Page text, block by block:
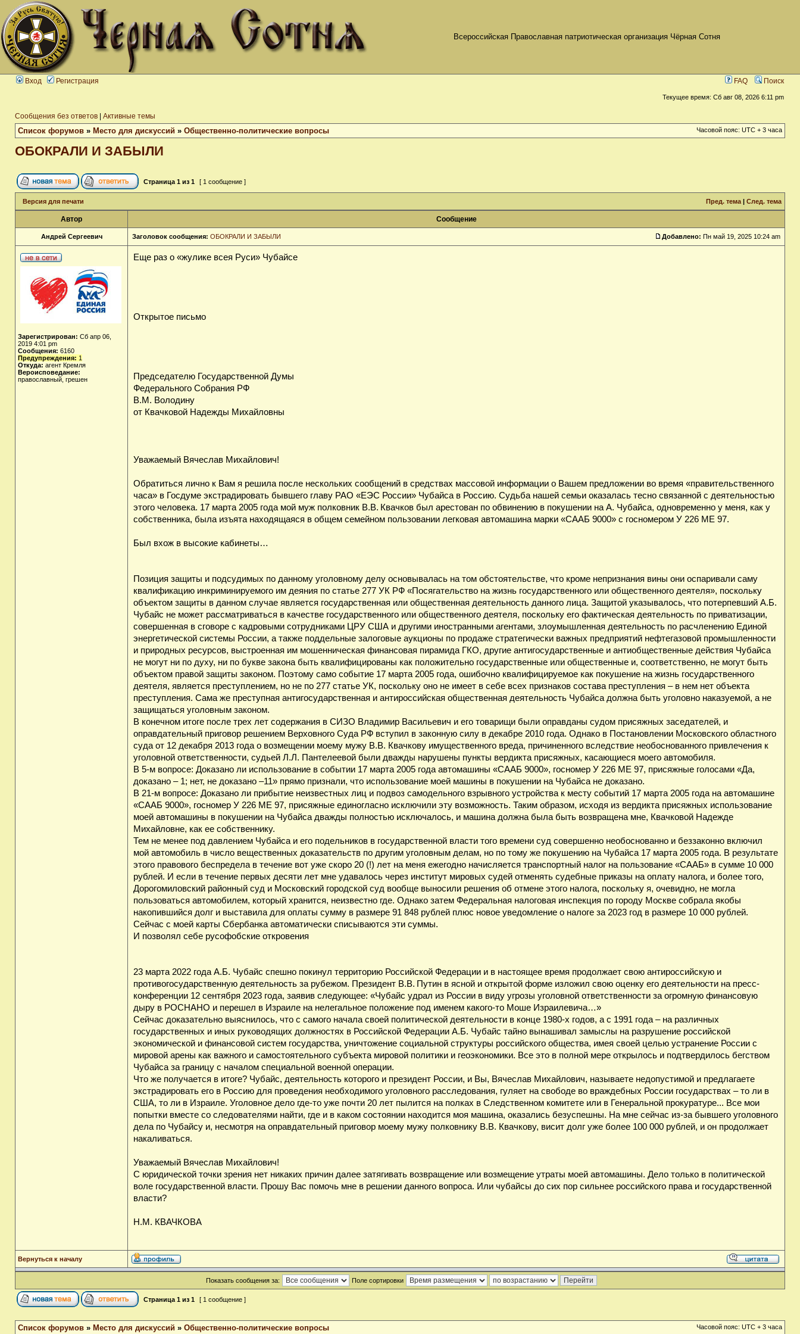
Всероссийская Православная патриотическая организация Чёрная Сотня
Вход Регистрация FAQ Поиск
Текущее время: Сб авг 08, 2026 6:11 pm
Сообщения без ответов Активные темы
Список форумов » Место для дискуссий » Общественно-политические вопросы Часовой пояс: UTC + 3 часа
ОБОКРАЛИ И ЗАБЫЛИ
Страница 1 из 1 [ 1 сообщение ]
Версия для печати Пред. тема | След. тема
Автор Сообщение
Андрей Сергеевич Заголовок сообщения: ОБОКРАЛИ И ЗАБЫЛИ Добавлено: Пн май 19, 2025 10:24 am
Зарегистрирован: Сб апр 06,
2019 4:01 pm
Сообщения: 6160
Предупреждения: 1
Откуда: агент Кремля
Вероисповедание:
православный, грешен
Еще раз о «жулике всея Руси» Чубайсе
Открытое письмо
Председателю Государственной Думы
Федерального Собрания РФ
В.М. Володину
от Квачковой Надежды Михайловны
Уважаемый Вячеслав Михайлович!
Обратиться лично к Вам я решила после нескольких сообщений в средствах массовой информации о Вашем предложении во время «правительственного
часа» в Госдуме экстрадировать бывшего главу РАО «ЕЭС России» Чубайса в Россию. Судьба нашей семьи оказалась тесно связанной с деятельностью
этого человека. 17 марта 2005 года мой муж полковник В.В. Квачков был арестован по обвинению в покушении на А. Чубайса, одновременно у меня, как у
собственника, была изъята находящаяся в общем семейном пользовании легковая автомашина марки «СААБ 9000» с госномером У 226 МЕ 97.
Был вхож в высокие кабинеты…
Позиция защиты и подсудимых по данному уголовному делу основывалась на том обстоятельстве, что кроме непризнания вины они оспаривали саму
квалификацию инкриминируемого им деяния по статье 277 УК РФ «Посягательство на жизнь государственного или общественного деятеля», поскольку
объектом защиты в данном случае является государственная или общественная деятельность данного лица. Защитой указывалось, что потерпевший А.Б.
Чубайс не может рассматриваться в качестве государственного или общественного деятеля, поскольку его фактическая деятельность по приватизации,
совершенная в сговоре с кадровыми сотрудниками ЦРУ США и другими иностранными агентами, злоумышленная деятельность по расчленению Единой
энергетической системы России, а также поддельные залоговые аукционы по продаже стратегически важных предприятий нефтегазовой промышленности
и природных ресурсов, выстроенная им мошенническая финансовая пирамида ГКО, другие антигосударственные и антиобщественные действия Чубайса
не могут ни по духу, ни по букве закона быть квалифицированы как положительно государственные или общественные и, соответственно, не могут быть
объектом правой защиты законом. Поэтому само событие 17 марта 2005 года, ошибочно квалифицируемое как покушение на жизнь государственного
деятеля, является преступлением, но не по 277 статье УК, поскольку оно не имеет в себе всех признаков состава преступления – в нем нет объекта
преступления. Сама же преступная антигосударственная и антироссийская общественная деятельность Чубайса должна быть уголовно наказуемой, а не
защищаться уголовным законом.
В конечном итоге после трех лет содержания в СИЗО Владимир Васильевич и его товарищи были оправданы судом присяжных заседателей, и
оправдательный приговор решением Верховного Суда РФ вступил в законную силу в декабре 2010 года. Однако в Постановлении Московского областного
суда от 12 декабря 2013 года о возмещении моему мужу В.В. Квачкову имущественного вреда, причиненного вследствие необоснованного привлечения к
уголовной ответственности, судьей Л.Л. Пантелеевой были дважды нарушены пункты вердикта присяжных, касающиеся моего автомобиля.
В 5-м вопросе: Доказано ли использование в событии 17 марта 2005 года автомашины «СААБ 9000», госномер У 226 МЕ 97, присяжные голосами «Да,
доказано – 1; нет, не доказано –11» прямо признали, что использование моей машины в покушении на Чубайса не доказано.
В 21-м вопросе: Доказано ли прибытие неизвестных лиц и подвоз самодельного взрывного устройства к месту событий 17 марта 2005 года на автомашине
«СААБ 9000», госномер У 226 МЕ 97, присяжные единогласно исключили эту возможность. Таким образом, исходя из вердикта присяжных использование
моей автомашины в покушении на Чубайса дважды полностью исключалось, и машина должна была быть возвращена мне, Квачковой Надежде
Михайловне, как ее собственнику.
Тем не менее под давлением Чубайса и его подельников в государственной власти того времени суд совершенно необоснованно и беззаконно включил
мой автомобиль в число вещественных доказательств по другим уголовным делам, но по тому же покушению на Чубайса 17 марта 2005 года. В результате
этого правового беспредела в течение вот уже скоро 20 (!) лет на меня ежегодно начисляется транспортный налог на пользование «СААБ» в сумме 10 000
рублей. И если в течение первых десяти лет мне удавалось через институт мировых судей отменять судебные приказы на оплату налога, и более того,
Дорогомиловский районный суд и Московский городской суд вообще выносили решения об отмене этого налога, поскольку я, очевидно, не могла
пользоваться автомобилем, который хранится, неизвестно где. Однако затем Федеральная налоговая инспекция по городу Москве собрала якобы
накопившийся долг и выставила для оплаты сумму в размере 91 848 рублей плюс новое уведомление о налоге за 2023 год в размере 10 000 рублей.
Сейчас с моей карты Сбербанка автоматически списываются эти суммы.
И позволял себе русофобские откровения
23 марта 2022 года А.Б. Чубайс спешно покинул территорию Российской Федерации и в настоящее время продолжает свою антироссийскую и
противогосударственную деятельность за рубежом. Президент В.В. Путин в ясной и открытой форме изложил свою оценку его деятельности на пресс-
конференции 12 сентября 2023 года, заявив следующее: «Чубайс удрал из России в виду угрозы уголовной ответственности за огромную финансовую
дыру в РОСНАНО и перешел в Израиле на нелегальное положение под именем какого-то Моше Израилевича…»
Сейчас доказательно выяснилось, что с самого начала своей политической деятельности в конце 1980-х годов, а с 1991 года – на различных
государственных и иных руководящих должностях в Российской Федерации А.Б. Чубайс тайно вынашивал замыслы на разрушение российской
экономической и финансовой систем государства, уничтожение социальной структуры российского общества, имея своей целью устранение России с
мировой арены как важного и самостоятельного субъекта мировой политики и геоэкономики. Все это в полной мере открылось и подтвердилось бегством
Чубайса за границу с началом специальной военной операции.
Что же получается в итоге? Чубайс, деятельность которого и президент России, и Вы, Вячеслав Михайлович, называете недопустимой и предлагаете
экстрадировать его в Россию для проведения необходимого уголовного расследования, гуляет на свободе во враждебных России государствах – то ли в
США, то ли в Израиле. Уголовное дело где-то уже почти 20 лет пылится на полках в Следственном комитете или в Генеральной прокуратуре... Все мои
попытки вместе со следователями найти, где и в каком состоянии находится моя машина, оказались безуспешны. На мне сейчас из-за бывшего уголовного
дела по Чубайсу и, несмотря на оправдательный приговор моему мужу полковнику В.В. Квачкову, висит долг уже более 100 000 рублей, и он продолжает
накаливаться.
Уважаемый Вячеслав Михайлович!
С юридической точки зрения нет никаких причин далее затягивать возвращение или возмещение утраты моей автомашины. Дело только в политической
воле государственной власти. Прошу Вас помочь мне в решении данного вопроса. Или чубайсы до сих пор сильнее российского права и государственной
власти?
Н.М. КВАЧКОВА
Вернуться к началу
Показать сообщения за: Поле сортировки
Страница 1 из 1 [ 1 сообщение ]
Список форумов » Место для дискуссий » Общественно-политические вопросы Часовой пояс: UTC + 3 часа